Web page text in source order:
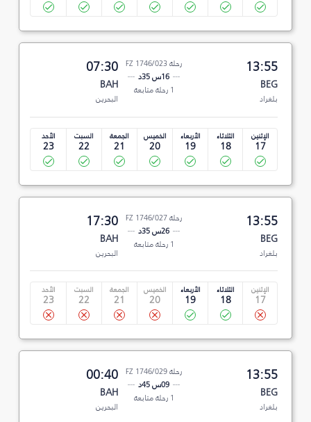
13:55
BEG
بلغراد
رحلة FZ 1746/023
16س 35د
1 رحلة متابعة
07:30
BAH
البحرين
الإثنين
17
الثلاثاء
18
الأربعاء
19
الخميس
20
الجمعة
21
السبت
22
الأحد
23
13:55
BEG
بلغراد
رحلة FZ 1746/027
26س 35د
1 رحلة متابعة
17:30
BAH
البحرين
الإثنين
17
الثلاثاء
18
الأربعاء
19
الخميس
20
الجمعة
21
السبت
22
الأحد
23
13:55
BEG
بلغراد
رحلة FZ 1746/029
09س 45د
1 رحلة متابعة
00:40
BAH
البحرين